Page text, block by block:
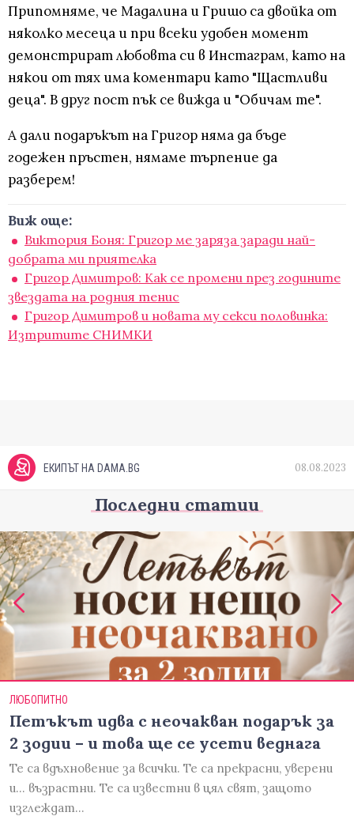
Припомняме, че Мадалина и Гришо са двойка от
няколко месеца и при всеки удобен момент
демонстрират любовта си в Инстаграм, като на
някои от тях има коментари като "Щастливи
деца". В друг пост пък се вижда и "Обичам те".
А дали подаръкът на Григор няма да бъде
годежен пръстен, нямаме търпение да
разберем!
Виж още:
Виктория Боня: Григор ме заряза заради най-
добрата ми приятелка
Григор Димитров: Как се промени през годините
звездата на родния тенис
Григор Димитров и новата му секси половинка:
Изтритите СНИМКИ
ЕКИПЪТ НА DAMA.BG 08.08.2023
Последни статии
ЛЮБОПИТНО
Петъкът идва с неочакван подарък за
2 зодии – и това ще се усети веднага
Те са вдъхновение за всички. Те са прекрасни, уверени
и... възрастни. Те са известни в цял свят, защото
изглеждат…